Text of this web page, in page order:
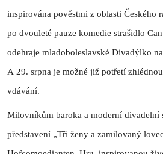
inspirována pověstmi z oblasti Českého
po dvouleté pauze komedie strašidlo
odehraje mladoboleslavské Divadýlko
A 29. srpna je možné již potřetí
vdávání.
Milovníkům baroka a moderní divadelní
představení „Tři ženy a zamilovaný